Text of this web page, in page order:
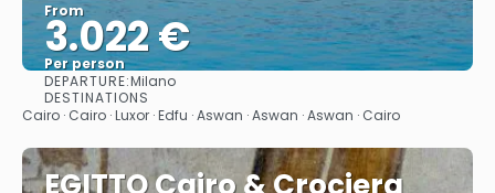
From
3.022 €
Per person
DEPARTURE:Milano
DESTINATIONS
Cairo · Cairo · Luxor · Edfu · Aswan · Aswan · Aswan · Cairo